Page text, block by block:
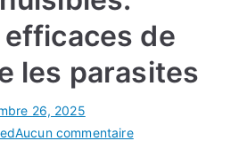
de
les parasites
26, 2025
Aucun commentairesur